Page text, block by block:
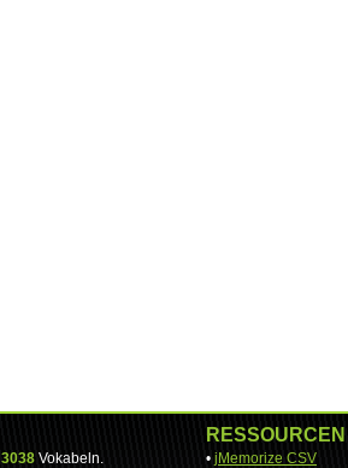
3038 Vokabeln.
RESSOURCEN
• jMemorize CSV